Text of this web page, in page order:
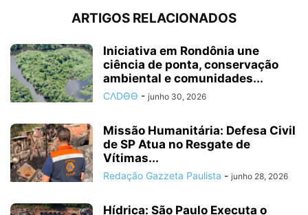
ARTIGOS RELACIONADOS
Iniciativa em Rondônia une
ciência de ponta, conservação
ambiental e comunidades...
CΛDӨӨ - junho 30, 2026
Missão Humanitária: Defesa Civil
de SP Atua no Resgate de
Vítimas...
Redação Gazzeta Paulista - junho 28, 2026
Hídrica: São Paulo Executa o